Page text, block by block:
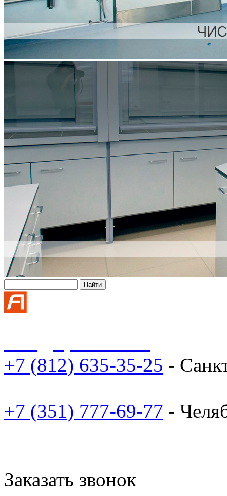
+7 (812) 635-35-25 -
+7 (351) 777-69-77 -
Заказать звонок